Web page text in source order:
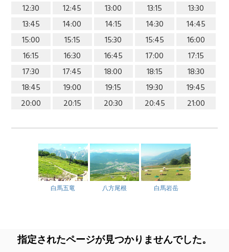
12:30
12:45 13:00 13:15
13:30
13:45
14:00 14:15 14:30
14:45
15:00
15:15 15:30 15:45
16:00
16:15
16:30 16:45 17:00
17:15
17:30
17:45 18:00 18:15
18:30
18:45
19:00 19:15 19:30
19:45
20:00
20:15 20:30 20:45 21:00
白馬五竜 八方尾根 白馬岩岳